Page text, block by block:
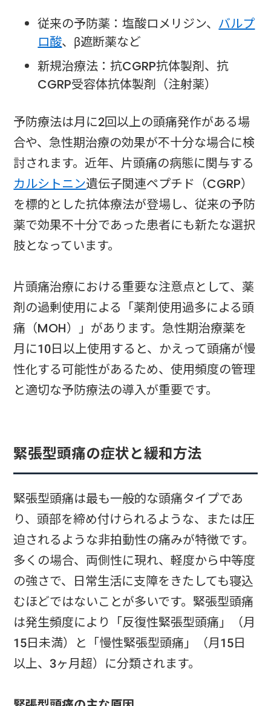
従来の予防薬：塩酸ロメリジン、 バルプ
ロ酸、β遮断薬など
新規治療法：抗CGRP抗体製剤、抗
CGRP受容体抗体製剤（注射薬）
予防療法は月に2回以上の頭痛発作がある場
合や、急性期治療の効果が不十分な場合に検
討されます。近年、片頭痛の病態に関与する
カルシトニン遺伝子関連ペプチド（CGRP）
を標的とした抗体療法が登場し、従来の予防
薬で効果不十分であった患者にも新たな選択
肢となっています。
片頭痛治療における重要な注意点として、薬
剤の過剰使用による「薬剤使用過多による頭
痛（MOH）」があります。急性期治療薬を
月に10日以上使用すると、かえって頭痛が慢
性化する可能性があるため、使用頻度の管理
と適切な予防療法の導入が重要です。
緊張型頭痛の症状と緩和方法
緊張型頭痛は最も一般的な頭痛タイプであ
り、頭部を締め付けられるような、または圧
迫されるような非拍動性の痛みが特徴です。
多くの場合、両側性に現れ、軽度から中等度
の強さで、日常生活に支障をきたしても寝込
むほどではないことが多いです。緊張型頭痛
は発生頻度により「反復性緊張型頭痛」（月
15日未満）と「慢性緊張型頭痛」（月15日
以上、3ヶ月超）に分類されます。